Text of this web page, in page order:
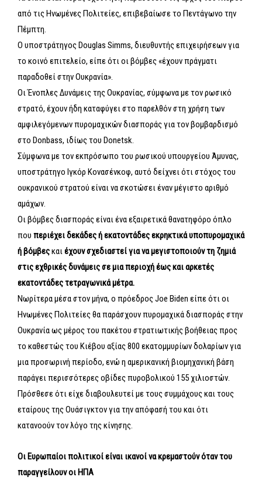
από τις Ηνωμένες Πολιτείες, επιβεβαίωσε το Πεντάγωνο την
Πέμπτη.
Ο υποστράτηγος Douglas Simms, διευθυντής επιχειρήσεων για
το κοινό επιτελείο, είπε ότι οι βόμβες «έχουν πράγματι
παραδοθεί στην Ουκρανία».
Οι Ένοπλες Δυνάμεις της Ουκρανίας, σύμφωνα με τον ρωσικό
στρατό, έχουν ήδη καταφύγει στο παρελθόν στη χρήση των
αμφιλεγόμενων πυρομαχικών διασποράς για τον βομβαρδισμό
στο Donbass, ιδίως του Donetsk.
Σύμφωνα με τον εκπρόσωπο του ρωσικού υπουργείου Άμυνας,
υποστράτηγο Ιγκόρ Κονασένκοφ, αυτό δείχνει ότι στόχος του
ουκρανικού στρατού είναι να σκοτώσει έναν μέγιστο αριθμό
αμάχων.
Οι βόμβες διασποράς είναι ένα εξαιρετικά θανατηφόρο όπλο
που περιέχει δεκάδες ή εκατοντάδες εκρηκτικά υποπυρομαχικά
ή βόμβεςκαιέχουν σχεδιαστεί για να μεγιστοποιούν τη ζημιά
στις εχθρικές δυνάμειςσε μια περιοχή έως και αρκετές
εκατοντάδες τετραγωνικά μέτρα.
Νωρίτερα μέσα στον μήνα, ο πρόεδρος Joe Biden είπε ότι οι
Ηνωμένες Πολιτείες θα παράσχουν πυρομαχικά διασποράς στην
Ουκρανία ως μέρος του πακέτου στρατιωτικής βοήθειας προς
το καθεστώς του Κιέβου αξίας 800 εκατομμυρίων δολαρίων για
μια προσωρινή περίοδο, ενώ η αμερικανική βιομηχανική βάση
παράγει περισσότερες οβίδες πυροβολικού 155 χιλιοστών.
Πρόσθεσε ότι είχε διαβουλευτεί με τους συμμάχους και τους
εταίρους της Ουάσιγκτον για την απόφασή του και ότι
κατανοούν τον λόγο της κίνησης.
Οι Ευρωπαίοι πολιτικοί είναι ικανοί να κρεμαστούν όταν του
παραγγείλουν οι ΗΠΑ